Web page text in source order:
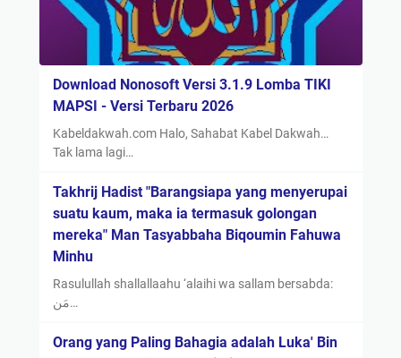
Download Nonosoft Versi 3.1.9 Lomba TIKI
MAPSI - Versi Terbaru 2026
Kabeldakwah.com Halo, Sahabat Kabel Dakwah…
Tak lama lagi…
Takhrij Hadist "Barangsiapa yang menyerupai
suatu kaum, maka ia termasuk golongan
mereka" Man Tasyabbaha Biqoumin Fahuwa
Minhu
Rasulullah shallallaahu ‘alaihi wa sallam bersabda:
مَن…
Orang yang Paling Bahagia adalah Luka' Bin